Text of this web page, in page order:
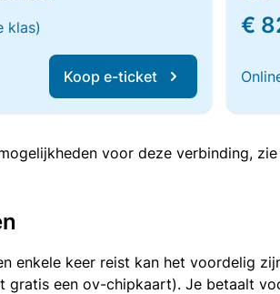
klas)
Koop e-ticket
€
voor deze verbinding,
enkele keer reist kan het voordelig
gratis een ov-chipkaart). Je betaalt